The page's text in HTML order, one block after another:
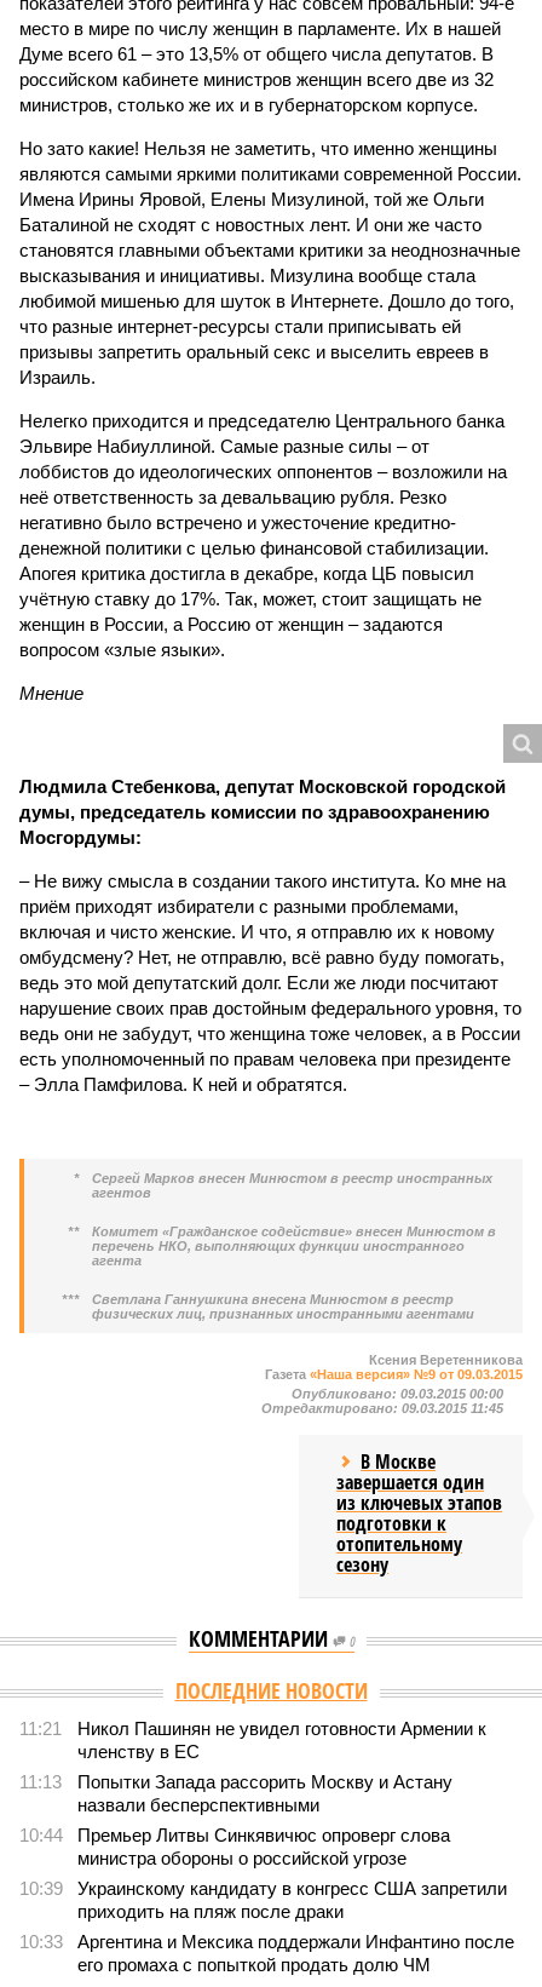
место в мире по числу женщин в парламенте. Их в нашей
Думе всего 61 – это 13,5% от общего числа депутатов. В
российском кабинете министров женщин всего две из 32
министров, столько же их и в губернаторском корпусе.
Но зато какие! Нельзя не заметить, что именно женщины
являются самыми яркими политиками современной России.
Имена Ирины Яровой, Елены Мизулиной, той же Ольги
Баталиной не сходят с новостных лент. И они же часто
становятся главными объектами критики за неоднозначные
высказывания и инициативы. Мизулина вообще стала
любимой мишенью для шуток в Интернете. Дошло до того,
что разные интернет-ресурсы стали приписывать ей
призывы запретить оральный секс и выселить евреев в
Израиль.
Нелегко приходится и председателю Центрального банка
Эльвире Набиуллиной. Самые разные силы – от
лоббистов до идеологических оппонентов – возложили на
неё ответственность за девальвацию рубля. Резко
негативно было встречено и ужесточение кредитно-
денежной политики с целью финансовой стабилизации.
Апогея критика достигла в декабре, когда ЦБ повысил
учётную ставку до 17%. Так, может, стоит защищать не
женщин в России, а Россию от женщин – задаются
вопросом «злые языки».
Мнение
Людмила Стебенкова, депутат Московской городской
думы, председатель комиссии по здравоохранению
Мосгордумы:
– Не вижу смысла в создании такого института. Ко мне на
приём приходят избиратели с разными проблемами,
включая и чисто женские. И что, я отправлю их к новому
омбудсмену? Нет, не отправлю, всё равно буду помогать,
ведь это мой депутатский долг. Если же люди посчитают
нарушение своих прав достойным федерального уровня, то
ведь они не забудут, что женщина тоже человек, а в России
есть уполномоченный по правам человека при президенте
– Элла Памфилова. К ней и обратятся.
*
Сергей Марков внесен Минюстом в реестр иностранных
агентов
**
Комитет «Гражданское содействие» внесен Минюстом в
перечень НКО, выполняющих функции иностранного
агента
***
Светлана Ганнушкина внесена Минюстом в реестр
физических лиц, признанных иностранными агентами
Ксения Веретенникова
Газета «Наша версия» №9 от 09.03.2015
Опубликовано: 09.03.2015 00:00
Отредактировано: 09.03.2015 11:45
В Москве
завершается один
из ключевых этапов
подготовки к
отопительному
сезону
КОММЕНТАРИИ 0
ПОСЛЕДНИЕ НОВОСТИ
11:21
Никол Пашинян не увидел готовности Армении к
членству в ЕС
11:13
Попытки Запада рассорить Москву и Астану
назвали бесперспективными
10:44
Премьер Литвы Синкявичюс опроверг слова
министра обороны о российской угрозе
10:39
Украинскому кандидату в конгресс США запретили
приходить на пляж после драки
10:33
Аргентина и Мексика поддержали Инфантино после
его промаха с попыткой продать долю ЧМ